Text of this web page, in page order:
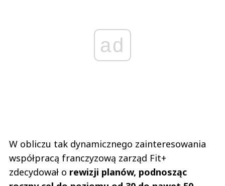
ad
W obliczu tak dynamicznego zainteresowania
współpracą franczyzową zarząd Fit+
zdecydował o rewizji planów, podnosząc